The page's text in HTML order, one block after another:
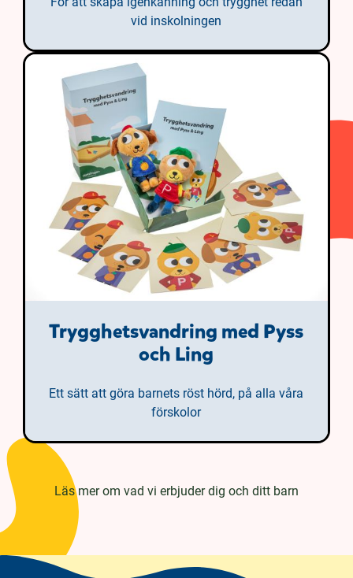
vid inskolningen
Trygghetsvandring med Pyss
och Ling
Ett sätt att göra barnets röst hörd, på alla våra
förskolor
Läs mer om vad vi erbjuder dig och ditt barn